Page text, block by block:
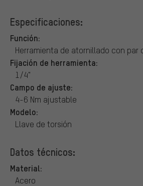
Especificaciones:
Función:
Herramienta de atornillado con par
Fijación de herramienta:
1/4"
Campo de ajuste:
4-6 Nm ajustable
Modelo:
Llave de torsión
Datos técnicos:
Material:
Acero